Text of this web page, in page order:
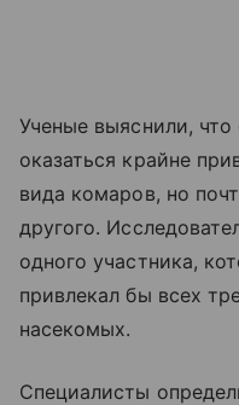
Ученые выяснили,
оказаться крайне
вида комаров, но
другого.
одного участника,
привлекал бы всех
насекомых.
Специалисты